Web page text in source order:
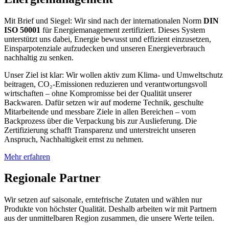
Mit Brief und Siegel: Wir sind nach der internationalen Norm DIN
ISO 50001 für Energiemanagement zertifiziert. Dieses System
unterstützt uns dabei, Energie bewusst und effizient einzusetzen,
Einsparpotenziale aufzudecken und unseren Energieverbrauch
nachhaltig zu senken.
Unser Ziel ist klar: Wir wollen aktiv zum Klima- und Umweltschutz
beitragen, CO₂-Emissionen reduzieren und verantwortungsvoll
wirtschaften – ohne Kompromisse bei der Qualität unserer
Backwaren. Dafür setzen wir auf moderne Technik, geschulte
Mitarbeitende und messbare Ziele in allen Bereichen – vom
Backprozess über die Verpackung bis zur Auslieferung. Die
Zertifizierung schafft Transparenz und unterstreicht unseren
Anspruch, Nachhaltigkeit ernst zu nehmen.
Mehr erfahren
Regionale Partner
Wir setzen auf saisonale, erntefrische Zutaten und wählen nur
Produkte von höchster Qualität. Deshalb arbeiten wir mit Partnern
aus der unmittelbaren Region zusammen, die unsere Werte teilen.